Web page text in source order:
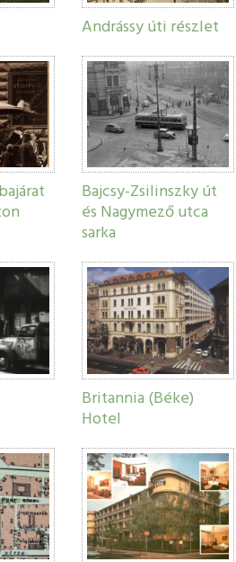
Andrássy úti részlet
Bajcsy-Zsilinszky út
és Nagymező utca
sarka
Britannia (Béke)
Hotel